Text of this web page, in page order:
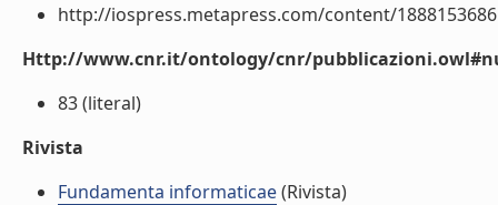
http://iospress.metapress.com/content/
Http://www.cnr.it/ontology/cnr/
83 (literal)
Rivista
Fundamenta informaticae(Rivista)